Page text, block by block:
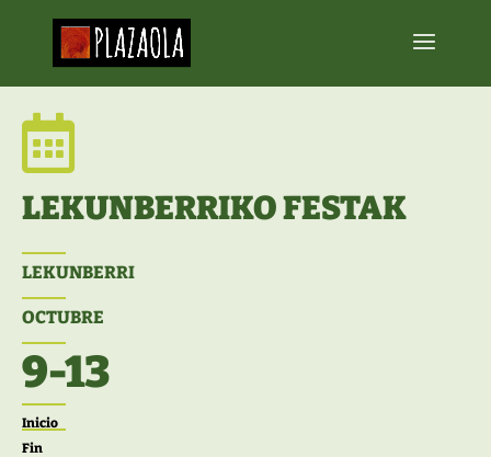

LEKUNBERRIKO FESTAK
LEKUNBERRI
OCTUBRE
9-13
Inicio
Fin